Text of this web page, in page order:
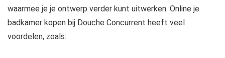
waarmee je je ontwerp verder kunt uitwerken. Online je
badkamer kopen bij Douche Concurrent heeft veel
voordelen, zoals: